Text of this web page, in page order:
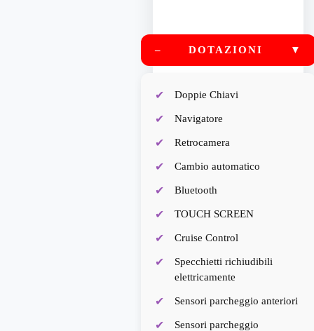
– DOTAZIONI ▼
Doppie Chiavi
Navigatore
Retrocamera
Cambio automatico
Bluetooth
TOUCH SCREEN
Cruise Control
Specchietti richiudibili
elettricamente
Sensori parcheggio anteriori
Sensori parcheggio